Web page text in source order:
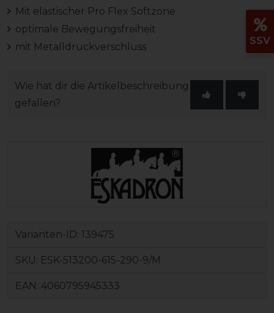
Mit elastischer Pro Flex Softzone
optimale Bewegungsfreiheit
mit Metalldruckverschluss
Wie hat dir die Artikelbeschreibung
gefallen?
Varianten-ID: 139475
SKU: ESK-513200-615-290-9/M
EAN: 4060795945333
SSV